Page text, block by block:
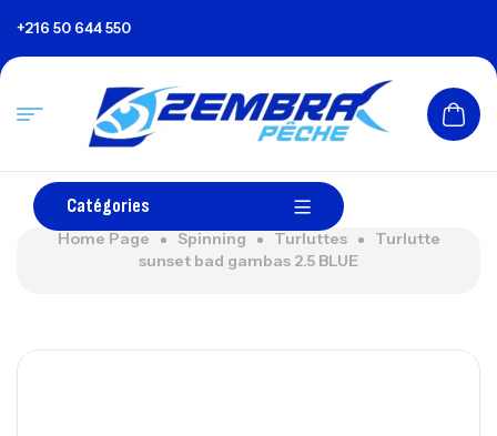
+216 50 644 550
Catégories
Home Page Spinning Turluttes
Turlutte
sunset bad gambas 2.5 BLUE